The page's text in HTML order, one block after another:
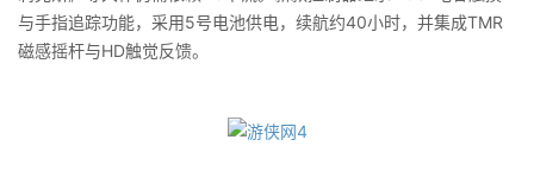
与手指追踪功能，采用5号电池供电，续航约40小时，并集成TMR
磁感摇杆与HD触觉反馈。